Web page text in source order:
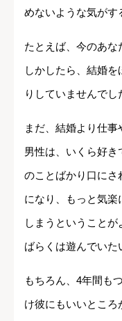
めないような気がす
たとえば、今のあな
しかしたら、結婚
りしていませんでし
まだ、結婚より仕
男性は、いくら好
のことばかり口にさ
になり、もっと気楽
しまうということ
ばらくは遊んでいた
もちろん、4年間も
け彼にもいいとこ